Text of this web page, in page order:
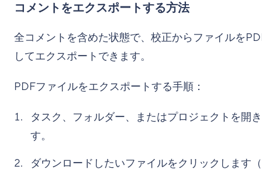
コメントをエクスポートする方法
全コメントを含めた状態で、校正からファイルを
してエクスポートできます。
PDFファイルをエクスポートする手順：
タスク、フォルダー、またはプロジェクトを開
す。
ダウンロードしたいファイルをクリックします